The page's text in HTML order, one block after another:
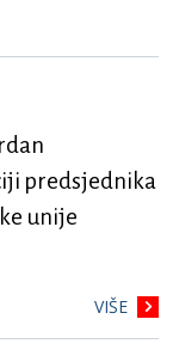
predsjednika
unije
VIŠE